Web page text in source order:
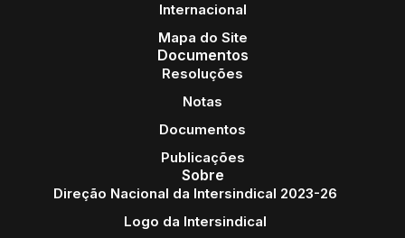
Internacional
Mapa do Site
Documentos
Resoluções
Notas
Documentos
Publicações
Sobre
Direção Nacional da Intersindical 2023-26
Logo da Intersindical